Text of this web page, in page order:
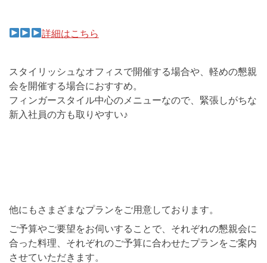
詳細はこちら
スタイリッシュなオフィスで開催する場合や、軽めの懇親
会を開催する場合におすすめ。
フィンガースタイル中心のメニューなので、緊張しがちな
新入社員の方も取りやすい♪
他にもさまざまなプランをご用意しております。
ご予算やご要望をお伺いすることで、それぞれの懇親会に
合った料理、それぞれのご予算に合わせたプランをご案内
させていただきます。